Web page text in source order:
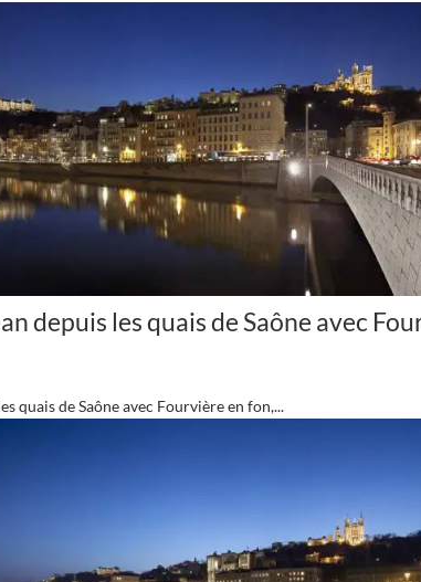
depuis les quais de Saône avec
quais de Saône avec Fourvière en fon,...